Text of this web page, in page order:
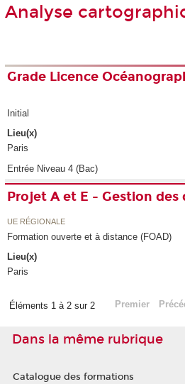
Analyse
Grade Licence
Initial
Lieu(x)
Paris
Entrée Niveau 4 (Bac)
Projet A et E - Gestion des
UE RÉGIONALE
Formation ouverte et à distance (FOAD)
Lieu(x)
Paris
Éléments 1 à 2 sur 2 Premier
Dans la même rubrique
Catalogue des formations